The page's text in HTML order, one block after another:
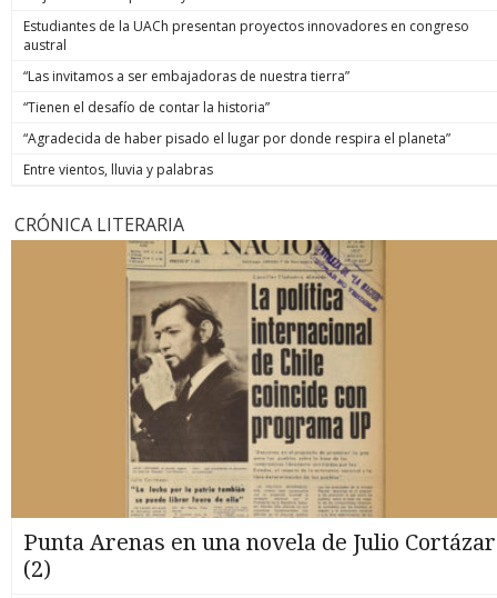
Estudiantes de la UACh presentan proyectos innovadores en congreso
austral
“Las invitamos a ser embajadoras de nuestra tierra”
“Tienen el desafío de contar la historia”
“Agradecida de haber pisado el lugar por donde respira el planeta”
Entre vientos, lluvia y palabras
CRÓNICA LITERARIA
Punta Arenas en una novela de Julio Cortázar
(2)